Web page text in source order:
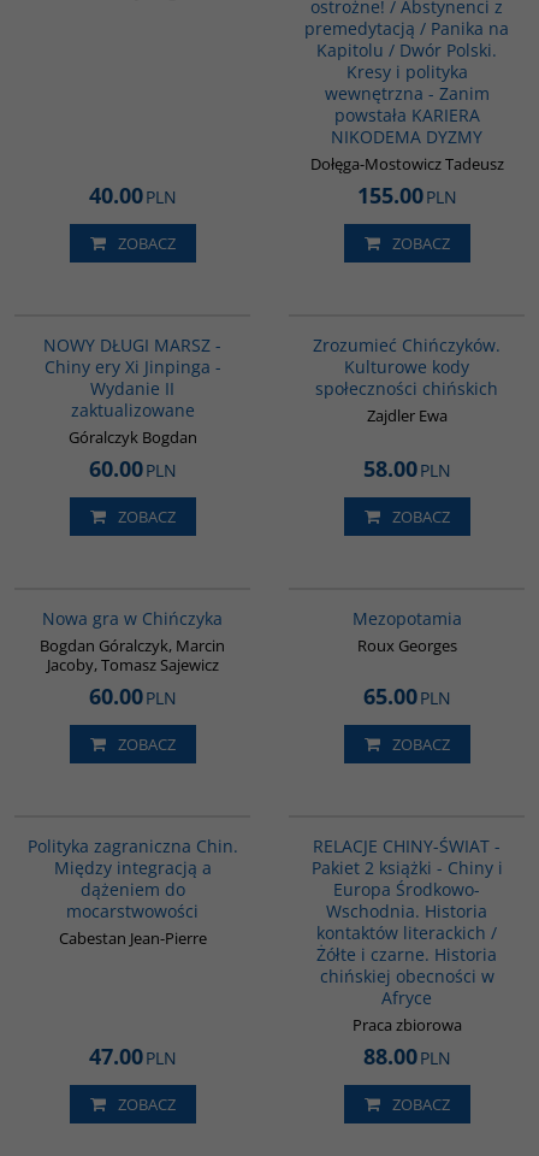
40.00PLN
ZOBACZ
ostrożne! / Abstynenci z
premedytacją / Panika na
Kapitolu / Dwór Polski.
Kresy i polityka
wewnętrzna - Zanim
powstała KARIERA
NIKODEMA DYZMY
Dołęga-Mostowicz Tadeusz
155.00PLN
ZOBACZ
NOWY DŁUGI MARSZ -
Chiny ery Xi Jinpinga -
Wydanie II
zaktualizowane
Góralczyk Bogdan
60.00PLN
ZOBACZ
Zrozumieć Chińczyków.
Kulturowe kody
społeczności chińskich
Zajdler Ewa
58.00PLN
ZOBACZ
Nowa gra w Chińczyka
Bogdan Góralczyk, Marcin
Jacoby, Tomasz Sajewicz
60.00PLN
ZOBACZ
Mezopotamia
Roux Georges
65.00PLN
ZOBACZ
Polityka zagraniczna Chin.
Między integracją a
dążeniem do
mocarstwowości
Cabestan Jean-Pierre
47.00PLN
ZOBACZ
RELACJE CHINY-ŚWIAT -
Pakiet 2 książki - Chiny i
Europa Środkowo-
Wschodnia. Historia
kontaktów literackich /
Żółte i czarne. Historia
chińskiej obecności w
Afryce
Praca zbiorowa
88.00PLN
ZOBACZ